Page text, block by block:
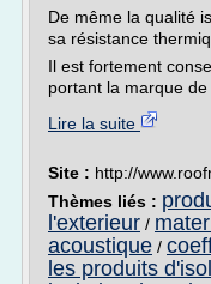
De même la qualité
sa résistance
Il est fortement
portant la marque de
Lire la suite
Site : http://
Thèmes liés :
l'exterieur /
acoustique /
les produits